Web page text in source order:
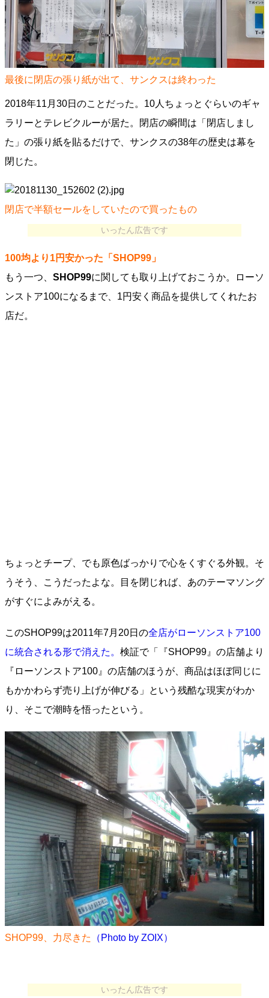
最後に閉店の張り紙が出て、サンクスは終わった
2018年11月30日のことだった。10人ちょっとぐらいのギャ
ラリーとテレビクルーが居た。閉店の瞬間は「閉店しまし
た」の張り紙を貼るだけで、サンクスの38年の歴史は幕を
閉じた。
閉店で半額セールをしていたので買ったもの
いったん広告です
100均より1円安かった「SHOP99」
もう一つ、 SHOP99に関しても取り上げておこうか。ローソ
ンストア100になるまで、1円安く商品を提供してくれたお
店だ。
ちょっとチープ、でも原色ばっかりで心をくすぐる外観。そ
うそう、こうだったよな。目を閉じれば、あのテーマソング
がすぐによみがえる。
このSHOP99は2011年7月20日の全店がローソンストア100
に統合される形で消えた。 検証で「『SHOP99』の店舗より
『ローソンストア100』の店舗のほうが、商品はほぼ同じに
もかかわらず売り上げが伸びる」という残酷な現実がわか
り、そこで潮時を悟ったという。
SHOP99、力尽きた （Photo by ZOIX）
いったん広告です